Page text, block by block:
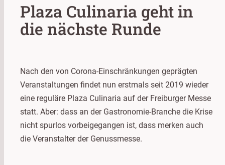
Plaza Culinaria geht in
die nächste Runde
Nach den von Corona-Einschränkungen geprägten
Veranstaltungen findet nun erstmals seit 2019 wieder
eine reguläre Plaza Culinaria auf der Freiburger Messe
statt. Aber: dass an der Gastronomie-Branche die Krise
nicht spurlos vorbeigegangen ist, dass merken auch
die Veranstalter der Genussmesse.